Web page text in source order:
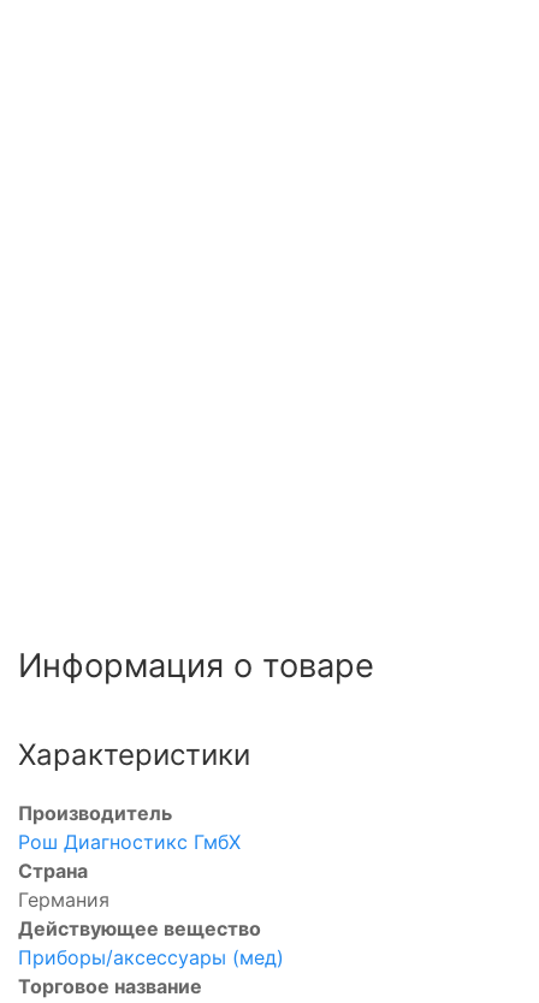
Информация о товаре
Характеристики
Производитель
Рош Диагностикс ГмбХ
Страна
Германия
Действующее вещество
Приборы/аксессуары (мед)
Торговое название